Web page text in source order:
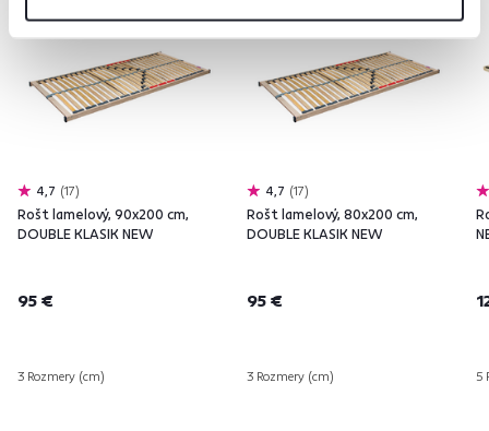
4,7 17
Rošt lamelový, 90x200 cm,
DOUBLE KLASIK NEW
95 €
3 Rozmery (cm)
4,7 17
Rošt lamelový, 80x200 cm,
DOUBLE KLASIK NEW
95 €
3 Rozmery (cm) 5